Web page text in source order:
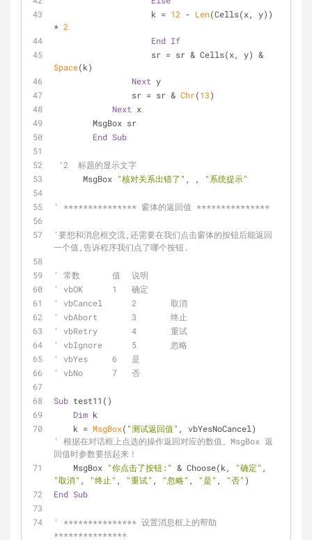
                    k =
12 - Len(Cells(x, y))
* 2
End If
Space(k)
Next y
                sr = sr &
Chr(13)
Next x
        MsgBox sr
End Sub
'2  标题的显示文字
      MsgBox
"核对关系出错了" , , "系统提示"
' *************** 窗体的返回值 ***************
'要想和消息框交流,还需要在我们点击窗体的按钮后能返回
一个值,告诉程序我们点了哪个按钮.
' 常数	    值	说明
' vbOK	    1	确定
' vbCancel	2	取消
' vbAbort	3	终止
' vbRetry	4	重试
' vbIgnore	5	忽略
' vbYes	    6	是
' vbNo	    7	否
Sub test11()
Dim k
    k =
MsgBox( "测试返回值"
' 根据在对话框上点选的操作返回对应的数值。MsgBox 返
回值时参数要括起来！
    MsgBox
"你点击了按钮:" & Choose(k, "确定"
"取消" , "终止" , "重试" , "忽略" , "是" , "否" )
End Sub
' *************** 设置消息框上的帮助
***************